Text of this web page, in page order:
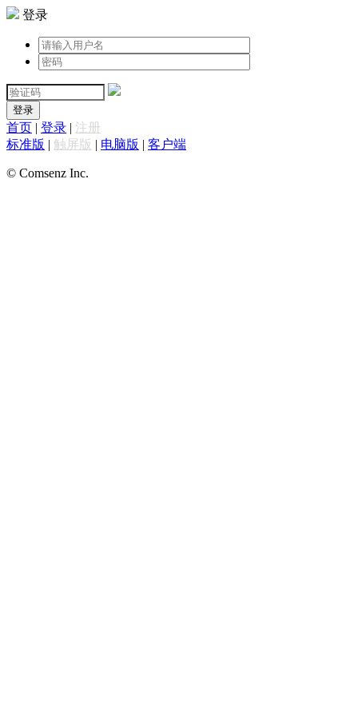
登录
登录
首页 | 登录 | 注册
标准版 | 触屏版 | 电脑版 | 客户端
© Comsenz Inc.